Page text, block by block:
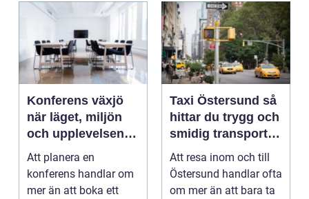
Konferens växjö
när läget, miljön
och upplevelsen
gör skillnad
Att planera en
konferens handlar om
mer än att boka ett
Taxi Östersund så
hittar du trygg och
smidig transport
året runt
Att resa inom och till
Östersund handlar ofta
om mer än att bara ta